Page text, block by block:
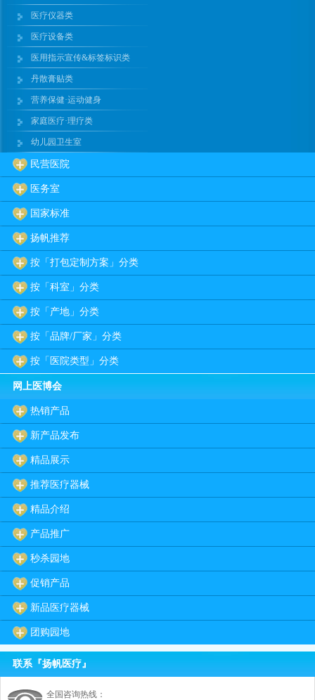
医疗仪器类
医疗设备类
医用指示宣传&标签标识类
丹散膏贴类
营养保健·运动健身
家庭医疗·理疗类
幼儿园卫生室
民营医院
医务室
国家标准
扬帆推荐
按「打包定制方案」分类
按「科室」分类
按「产地」分类
按「品牌/厂家」分类
按「医院类型」分类
网上医博会
热销产品
新产品发布
精品展示
推荐医疗器械
精品介绍
产品推广
秒杀园地
促销产品
新品医疗器械
团购园地
联系『扬帆医疗』
全国咨询热线：